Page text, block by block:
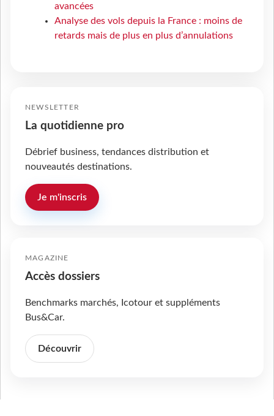
avancées
Analyse des vols depuis la France : moins de
retards mais de plus en plus d’annulations
NEWSLETTER
La quotidienne pro
Débrief business, tendances distribution et
nouveautés destinations.
Je m'inscris
MAGAZINE
Accès dossiers
Benchmarks marchés, Icotour et suppléments
Bus&Car.
Découvrir